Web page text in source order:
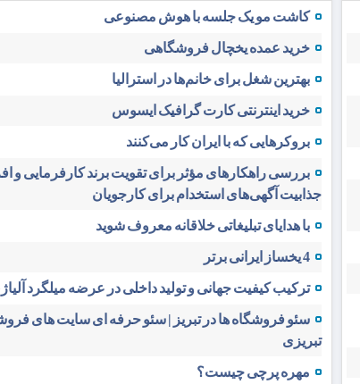
کاشت مو یک جلسه با هوش مصنوعی
خرید عمده یخچال فروشگاهی
بهترین شغل برای خانم‌ها در استرالیا
خرید اینترنتی کارت گرافیک ایسوس
بروکرهایی‌ که با ایران کار می‌کنند
بررسی راهکارهای مؤثر برای تقویت برند کارفرمایی و
جذابیت آگهی‌های استخدام برای کارجویان
با هدایای تبلیغاتی خلاقانه معروف شوید
4 یخساز ایرانی برتر
ترکیب کیفیت جهانی و تولید داخلی در عرضه میلگرد
سئو فروشگاه‌ ها در تبریز | سئو حرفه ای سایت های
تبریزی
مهره پرچی چیست؟